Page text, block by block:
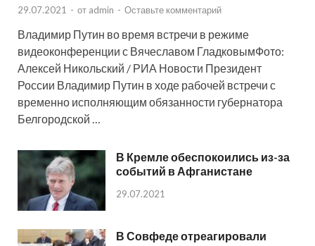
29.07.2021 - от admin - Оставьте комментарий
Владимир Путин во время встречи в режиме
видеоконференции с Вячеславом ГладковымФото:
Алексей Никольский / РИА Новости Президент
России Владимир Путин в ходе рабочей встречи с
временно исполняющим обязанности губернатора
Белгородской …
В Кремле обеспокоились из-за
событий в Афганистане
29.07.2021
В Совфеде отреагировали